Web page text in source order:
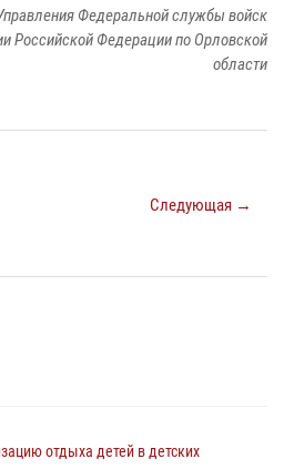
Федеральной службы войск
Российской Федерации по Орловской
области
Следующая →
отдыха детей в детских